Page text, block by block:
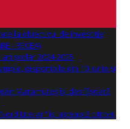
la obiectivul de investitie
- RECEA)
școlar 2024-2025
disponibile din 10 iunie și
Maramureș își desfășoară
Literar" își așteaptă cititorii